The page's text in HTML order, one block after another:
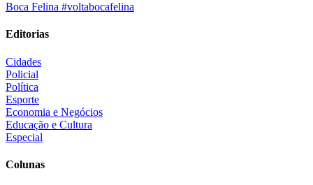
Boca Felina #voltabocafelina
Editorias
Cidades
Policial
Política
Esporte
Economia e Negócios
Educação e Cultura
Especial
Colunas